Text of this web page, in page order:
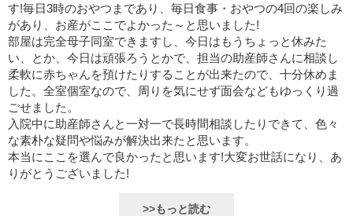
す!毎日3時のおやつまであり、毎日食事・おやつの4回の楽しみ
があり、お産がここでよかった～と思いました!
部屋は完全母子同室できますし、今日はもうちょっと休みた
い、とか、今日は頑張ろうとかで、担当の助産師さんに相談し
柔軟に赤ちゃんを預けたりすることが出来たので、十分休めま
した。全室個室なので、周りを気にせず面会などもゆっくり過
ごせました。
入院中に助産師さんと一対一で長時間相談したりできて、色々
な素朴な疑問や悩みが解決出来たと思います。
本当にここを選んで良かったと思います!大変お世話になり、あ
りがとうございました!
>>もっと読む